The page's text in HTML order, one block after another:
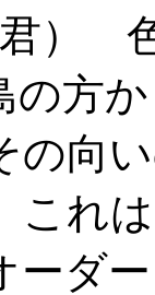
）
の方
の向
これ
ーダ